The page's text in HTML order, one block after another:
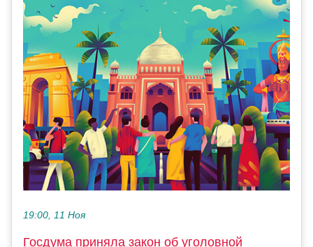
19:00, 11 Ноя
Госдума приняла закон об уголовной